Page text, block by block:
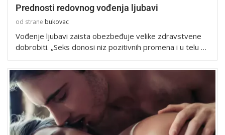
Prednosti redovnog vođenja ljubavi
od strane bukovac
Vođenje ljubavi zaista obezbeđuje velike zdravstvene
dobrobiti. „Seks donosi niz pozitivnih promena i u telu …